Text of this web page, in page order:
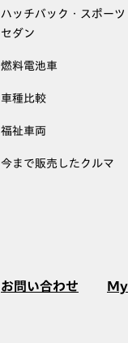
ハッチバック・スポーツ
セダン
燃料電池車
車種比較
福祉車両
今まで販売したクルマ
お問い合わせ